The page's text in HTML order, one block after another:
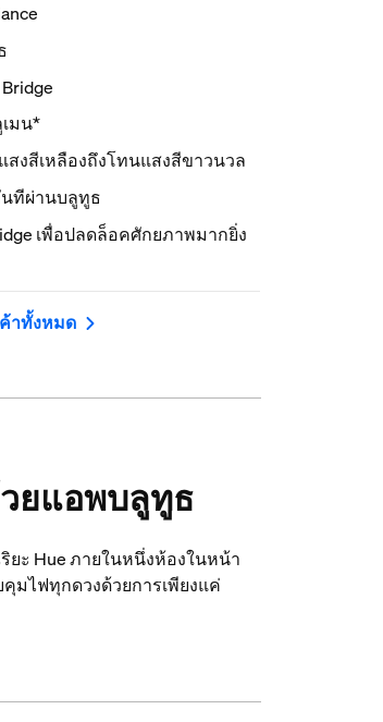
มน*
สงสีเหลืองถึงโทนแสงสีขาวนวล
ทีผ่านบลูทูธ
เพื่อปลดล็อคศักยภาพมากยิ่ง
าทั้งหมด
ยแอพบลูทูธ
ะ Hue ภายในหนึ่งห้องในหน้า
มไฟทุกดวงด้วยการเพียงแค่